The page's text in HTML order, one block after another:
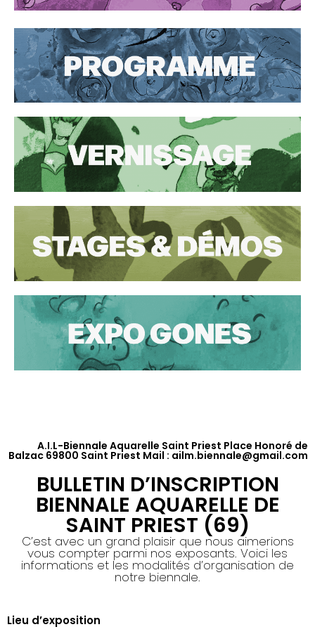
A.I.L-Biennale Aquarelle Saint Priest Place Honoré de
Balzac 69800 Saint Priest Mail : ailm.biennale@gmail.com
BULLETIN D’INSCRIPTION
BIENNALE AQUARELLE DE
SAINT PRIEST (69)
C’est avec un grand plaisir que nous aimerions
vous compter parmi nos exposants. Voici les
informations et les modalités d’organisation de
notre biennale.
Lieu d’exposition